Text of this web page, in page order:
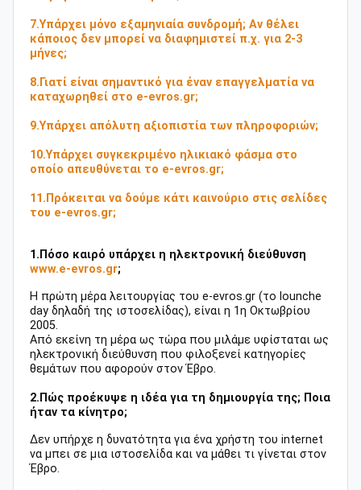
7.Υπάρχει μόνο εξαμηνιαία συνδρομή; Αν θέλει
κάποιος δεν μπορεί να διαφημιστεί π.χ. για 2-3
μήνες;
8.Γιατί είναι σημαντικό για έναν επαγγελματία να
καταχωρηθεί στο e-evros.gr;
9.Υπάρχει απόλυτη αξιοπιστία των πληροφοριών;
10.Υπάρχει συγκεκριμένο ηλικιακό φάσμα στο
οποίο απευθύνεται το e-evros.gr;
11.Πρόκειται να δούμε κάτι καινούριο στις σελίδες
του e-evros.gr;
1.Πόσο καιρό υπάρχει η ηλεκτρονική διεύθυνση
www.e-evros.gr;
Η πρώτη μέρα λειτουργίας του e-evros.gr (το lounche
day δηλαδή της ιστοσελίδας), είναι η 1η Οκτωβρίου
2005.
Από εκείνη τη μέρα ως τώρα που μιλάμε υφίσταται ως
ηλεκτρονική διεύθυνση που φιλοξενεί κατηγορίες
θεμάτων που αφορούν στον Έβρο.
2.Πώς προέκυψε η ιδέα για τη δημιουργία της; Ποια
ήταν τα κίνητρo;
Δεν υπήρχε η δυνατότητα για ένα χρήστη του internet
να μπει σε μια ιστοσελίδα και να μάθει τι γίνεται στον
Έβρο.